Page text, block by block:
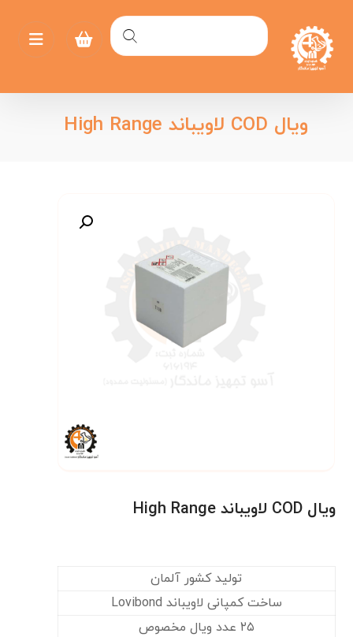
ویال COD لاویباند High Range
ویال COD لاویباند High Range
تولید کشور آلمان
ساخت کمپانی لاویباند Lovibond
۲۵ عدد ویال مخصوص